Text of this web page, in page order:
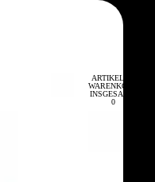
ARTIKEL IM
WARENKORB
INSGESAMT:
0